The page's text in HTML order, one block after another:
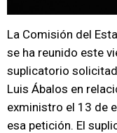
La Comisión del
se ha reunido este
suplicatorio
Luis Ábalos en
exministro el 13 de
esa petición. El